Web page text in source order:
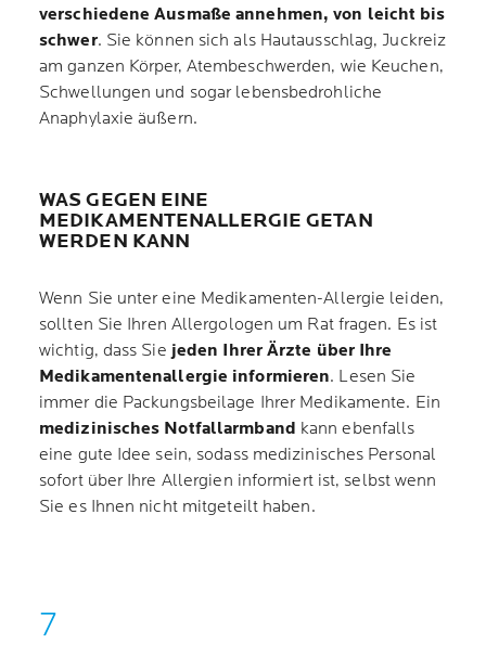
verschiedene Ausmaße annehmen, von leicht bis
schwer. Sie können sich als Hautausschlag, Juckreiz
am ganzen Körper, Atembeschwerden, wie Keuchen,
Schwellungen und sogar lebensbedrohliche
Anaphylaxie äußern.
WAS GEGEN EINE
MEDIKAMENTENALLERGIE GETAN
WERDEN KANN
Wenn Sie unter eine Medikamenten-Allergie leiden,
sollten Sie Ihren Allergologen um Rat fragen. Es ist
wichtig, dass Sie jeden Ihrer Ärzte über Ihre
Medikamentenallergie informieren. Lesen Sie
immer die Packungsbeilage Ihrer Medikamente. Ein
medizinisches Notfallarmband kann ebenfalls
eine gute Idee sein, sodass medizinisches Personal
sofort über Ihre Allergien informiert ist, selbst wenn
Sie es Ihnen nicht mitgeteilt haben.